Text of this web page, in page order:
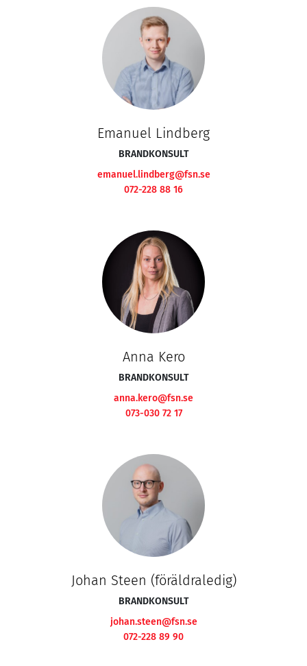
Emanuel Lindberg
BRANDKONSULT
emanuel.lindberg@fsn.se
072-228 88 16
Anna Kero
BRANDKONSULT
anna.kero@fsn.se
073-030 72 17
Johan Steen (föräldraledig)
BRANDKONSULT
johan.steen@fsn.se
072-228 89 90